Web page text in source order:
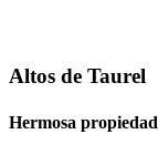
Altos de Taurel
Hermosa propiedad